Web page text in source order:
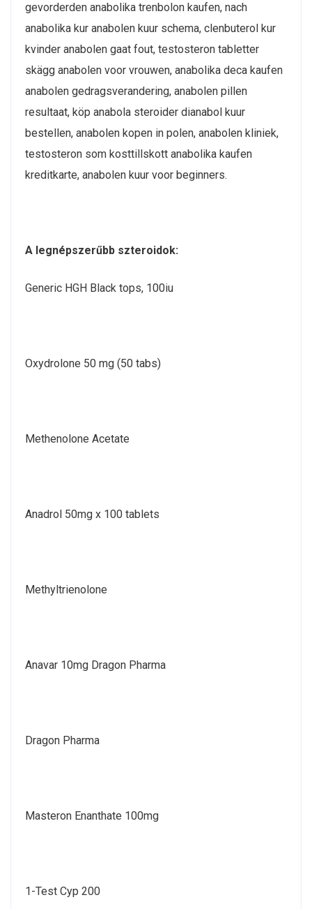
gevorderden anabolika trenbolon kaufen, nach
anabolika kur anabolen kuur schema, clenbuterol kur
kvinder anabolen gaat fout, testosteron tabletter
skägg anabolen voor vrouwen, anabolika deca kaufen
anabolen gedragsverandering, anabolen pillen
resultaat, köp anabola steroider dianabol kuur
bestellen, anabolen kopen in polen, anabolen kliniek,
testosteron som kosttillskott anabolika kaufen
kreditkarte, anabolen kuur voor beginners.
A legnépszerűbb szteroidok:
Generic HGH Black tops, 100iu
Oxydrolone 50 mg (50 tabs)
Methenolone Acetate
Anadrol 50mg x 100 tablets
Methyltrienolone
Anavar 10mg Dragon Pharma
Dragon Pharma
Masteron Enanthate 100mg
1-Test Cyp 200